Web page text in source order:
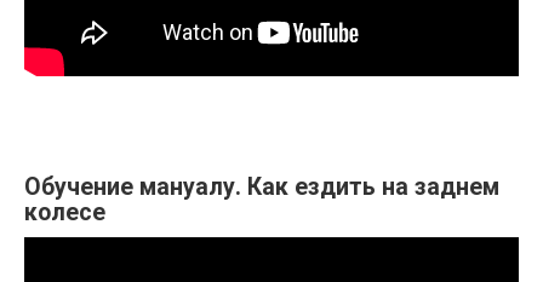
Обучение мануалу. Как ездить на заднем
колесе